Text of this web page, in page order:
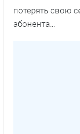
потерять свою
абонента…